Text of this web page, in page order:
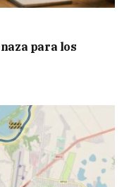
para los